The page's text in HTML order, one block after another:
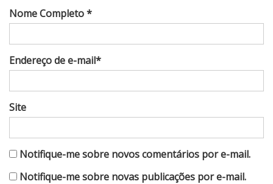
Nome Completo *
Endereço de e-mail*
Site
Notifique-me sobre novos comentários por e-mail.
Notifique-me sobre novas publicações por e-mail.